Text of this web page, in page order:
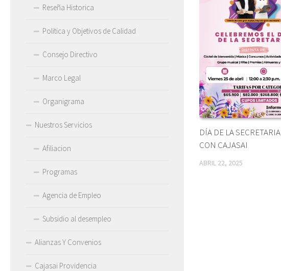
DÍA DE LA SECRETARIA
CON CAJASAI
ABRIL 22, 2025
Reseña Historica
Politica y Objetivos de Calidad
Consejo Directivo
Marco Legal
Organigrama
Nuestros Servicios
Afiliacion
Programas
Agencia de Empleo
Subsidio al desempleo
Alianzas Y Convenios
Cajasai Providencia